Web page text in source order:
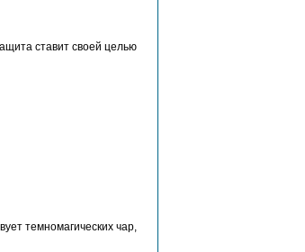
ставит своей целью
темномагических чар,